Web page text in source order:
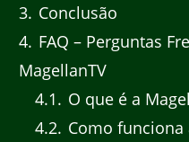
3 Conclusão
4 FAQ – Perguntas
MagellanTV
4.1
O que é a
4.2 Como